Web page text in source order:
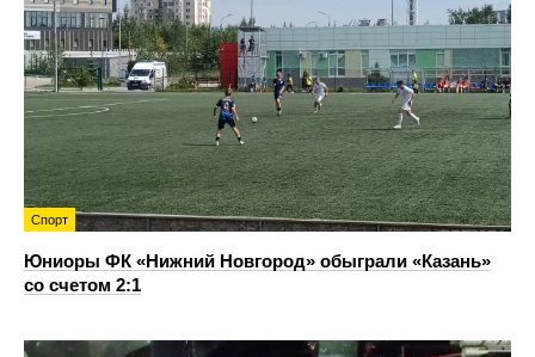
Спорт
Юниоры ФК «Нижний Новгород» обыграли «Казань»
со счетом 2:1